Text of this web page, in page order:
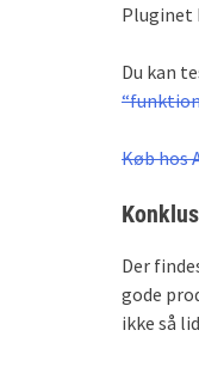
Pluginet
Du kan
Køb hos
Der
gode
ikke så